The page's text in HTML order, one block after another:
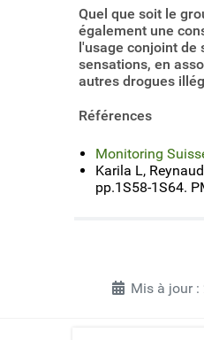
Quel que soit le
également une
l'usage conjoint de
sensations, en
autres drogues
Références
Monitoring
Karila L,
pp.1S58-1S64.
Mis à jour :